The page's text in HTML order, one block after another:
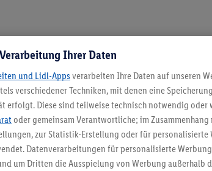
5.95 € Versand
Jetzt zum
Gutschein
Ihrer Daten
und Lidl-Apps verarbeiten Ihre Daten auf unseren
verschiedener Techniken, mit denen eine
erfolgt. Diese sind teilweise technisch notwendig oder
oder gemeinsam Verantwortliche; im Zusammenhang
zur Statistik-Erstellung oder für personalisierte
Datenverarbeitungen für personalisierte
um Dritten die Ausspielung von Werbung außerhalb